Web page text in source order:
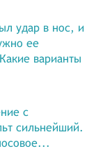
удар в нос, и
ее
варианты
с
сильнейший.